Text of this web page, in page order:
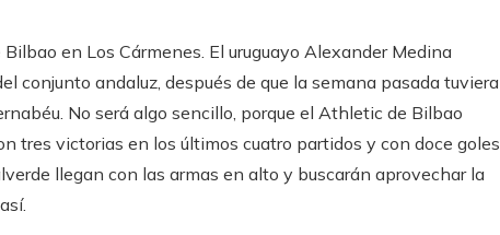
en Los Cármenes. El uruguayo Alexander Medina
conjunto andaluz, después de que la semana pasada tuviera
No será algo sencillo, porque el Athletic de Bilbao
tres victorias en los últimos cuatro partidos y con doce goles
llegan con las armas en alto y buscarán aprovechar la